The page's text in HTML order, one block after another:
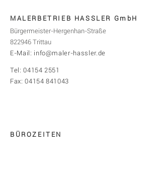
MALERBETRIEB HASSLER GmbH
Bürgermeister-Hergenhan-Straße
822946 Trittau
E-Mail: info@maler-hassler.de
Tel:04154 2551
Fax:04154 841043
BÜROZEITEN